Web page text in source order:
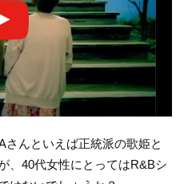
んといえば正統派の歌姫と
、40代女性にとってはR&Bシ